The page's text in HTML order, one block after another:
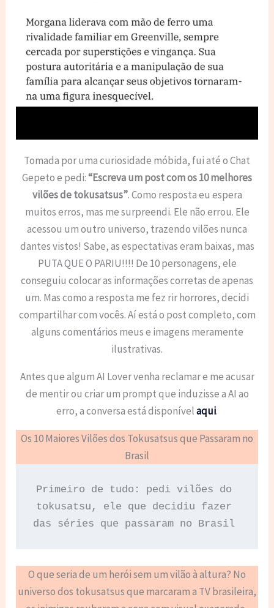
Tomada por uma curiosidade móbida, fui até o Chat
Gepeto e pedi:“Escreva um post com os 10 melhores
vilões de tokusatsus”. Como resposta eu espera
muitos erros, mas me surpreendi. Ele não errou. Ele
acessou um outro universo, trazendo vilões nunca
dantes vistos! Sabe, as espectativas eram baixas, mas
PUTA QUE O PARIU!!!! De 10 personagens, ele
conseguiu colocar as informações corretas de apenas
um. Mas como a resposta me fez rir horrores, decidi
compartilhar com vocês. Aí está o post completo, com
alguns comentários meus e imagens meramente
ilustrativas.
Antes que algum AI Lover venha reclamar e me acusar
de mentir ou criar um prompt que induzisse a AI ao
erro, a conversa está disponívelaqui.
Os 10 Maiores Vilões dos Tokusatsus que Passaram no
Brasil
Primeiro de tudo: pedi vilões do
tokusatsu, ele que decidiu fazer
das séries que passaram no Brasil
O que seria de um herói sem um vilão à altura? No
universo dos tokusatsus que marcaram a TV brasileira,